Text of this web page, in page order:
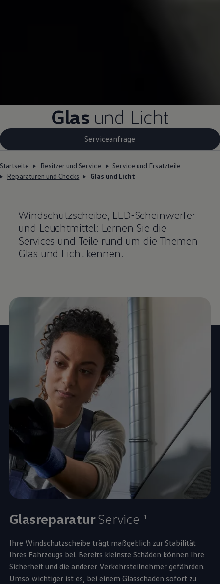
Glas und Licht
Serviceanfrage
Startseite Besitzer und Service
Service und Ersatzteile
Reparaturen und Checks
Glas und Licht
Windschutzscheibe, LED-Scheinwerfer
und Leuchtmittel: Lernen Sie die
Services und Teile rund um die Themen
Glas und Licht kennen.
GlasreparaturService 1
Ihre Windschutzscheibe trägt maßgeblich zur Stabilität
Ihres Fahrzeugs bei. Bereits kleinste Schäden können Ihre
Sicherheit und die anderer Verkehrsteilnehmer gefährden.
Umso wichtiger ist es, bei einem Glasschaden sofort zu